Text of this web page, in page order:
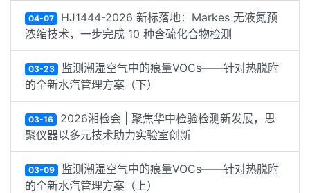
04-07 HJ1444-2026 新标落地：Markes 无液氮预
浓缩技术，一步完成 10 种含硫化合物检测
03-23 监测潮湿空气中的痕量VOCs——针对热脱附
的全新水汽管理方案（下）
03-16 2026湘检会 | 聚焦华中检验检测新发展，思
聚仪器以多元技术助力实验室创新
03-09 监测潮湿空气中的痕量VOCs——针对热脱附
的全新水汽管理方案（上）